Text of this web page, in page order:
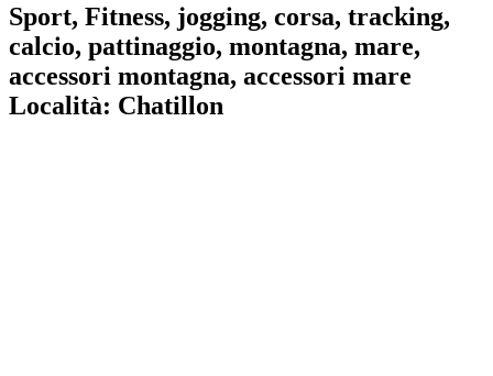
Sport, Fitness, jogging, corsa, tracking,
calcio, pattinaggio, montagna, mare,
accessori montagna, accessori mare
Località: Chatillon